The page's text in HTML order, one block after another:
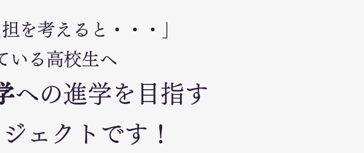
を考えると・・・」
いる高校生へ
への進学を目指す
ェクトです！